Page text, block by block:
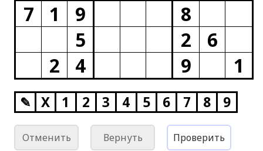
7
1 9
8
5
2
6
2
4 9 1
✎ X 1 2 3 4 5 6 7 8 9
Отменить Вернуть Проверить